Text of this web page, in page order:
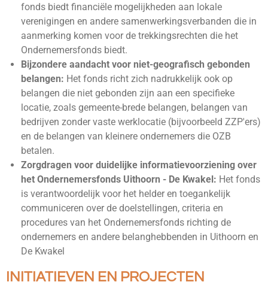
fonds biedt financiële mogelijkheden aan lokale
verenigingen en andere samenwerkingsverbanden die in
aanmerking komen voor de trekkingsrechten die het
Ondernemersfonds biedt.
Bijzondere aandacht voor niet-geografisch gebonden
belangen: Het fonds richt zich nadrukkelijk ook op
belangen die niet gebonden zijn aan een specifieke
locatie, zoals gemeente-brede belangen, belangen van
bedrijven zonder vaste werklocatie (bijvoorbeeld ZZP'ers)
en de belangen van kleinere ondernemers die OZB
betalen.
Zorgdragen voor duidelijke informatievoorziening over
het Ondernemersfonds Uithoorn - De Kwakel: Het fonds
is verantwoordelijk voor het helder en toegankelijk
communiceren over de doelstellingen, criteria en
procedures van het Ondernemersfonds richting de
ondernemers en andere belanghebbenden in Uithoorn en
De Kwakel
INITIATIEVEN EN PROJECTEN